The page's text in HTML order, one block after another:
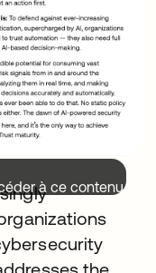
à ce contenu.